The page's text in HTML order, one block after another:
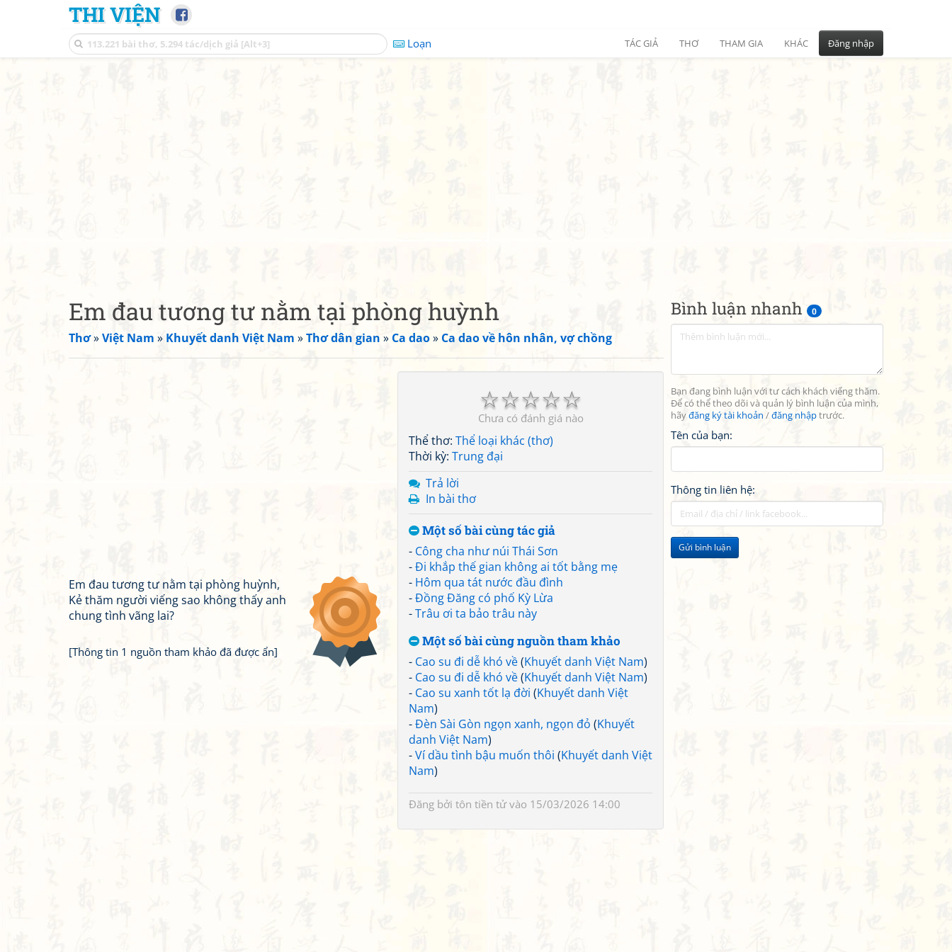
THI VIỆN
Loạn TÁC GIẢ THƠ THAM GIA KHÁC Đăng nhập
Bình luận nhanh 0
Bạn đang bình luận với tư cách khách viếng thăm.
Để có thể theo dõi và quản lý bình luận của mình,
hãyđăng ký tài khoản /đăng nhậptrước.
Tên của bạn:
Thông tin liên hệ:
Gửi bình luận
Em đau tương tư nằm tại phòng huỳnh
Thơ»Việt Nam » Khuyết danh Việt Nam »Thơ dân gian » Ca dao» Ca dao về hôn nhân, vợ chồng
☆
☆
☆
☆
☆
Chưa có đánh giá nào
Thể thơ: Thể loại khác (thơ)
Thời kỳ: Trung đại
Trả lời
In bài thơ
Một số bài cùng tác giả
- Công cha như núi Thái Sơn
-Đi khắp thế gian không ai tốt bằng mẹ
- Hôm qua tát nước đầu đình
-Đồng Đăng có phố Kỳ Lừa
-Trâu ơi ta bảo trâu này
Một số bài cùng nguồn tham khảo
- Cao su đi dễ khó về(Khuyết danh Việt Nam)
- Cao su đi dễ khó về(Khuyết danh Việt Nam)
- Cao su xanh tốt lạ đời (Khuyết danh Việt
Nam)
-Đèn Sài Gòn ngọn xanh, ngọn đỏ (Khuyết
danh Việt Nam)
-Ví dầu tình bậu muốn thôi (Khuyết danh Việt
Nam)
Đăng bởi tôn tiền tửvào 15/03/2026 14:00
Em đau tương tư nằm tại phòng huỳnh,
Kẻ thăm người viếng sao không thấy anh
chung tình vãng lai?
[Thông tin 1 nguồn tham khảo đã được ẩn]